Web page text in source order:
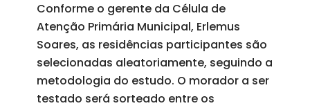
Conforme o gerente da Célula de
Atenção Primária Municipal, Erlemus
Soares, as residências participantes são
selecionadas aleatoriamente, seguindo a
metodologia do estudo. O morador a ser
testado será sorteado entre os